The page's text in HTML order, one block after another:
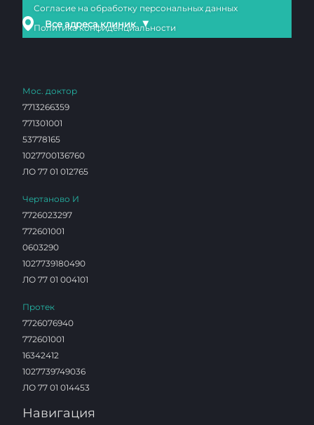
Все адреса клиник ▼
Согласие на обработку персональных данных
Политика конфиденциальности
Мос. доктор
7713266359
771301001
53778165
1027700136760
ЛО 77 01 012765
Чертаново И
7726023297
772601001
0603290
1027739180490
ЛО 77 01 004101
Протек
7726076940
772601001
16342412
1027739749036
ЛО 77 01 014453
Навигация